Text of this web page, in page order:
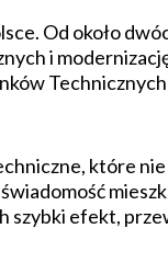
Od około
i
które
szybki efekt,